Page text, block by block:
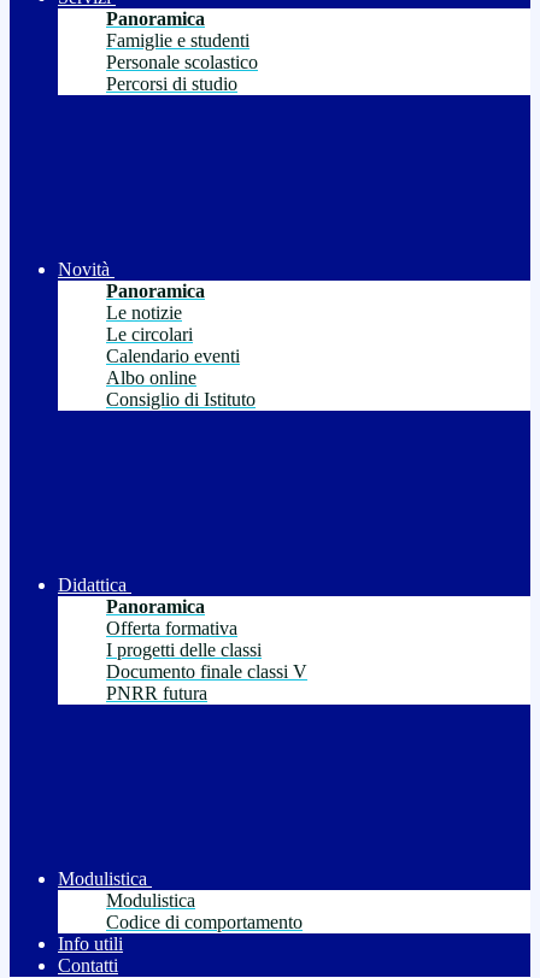
Panoramica
Famiglie e studenti
Personale scolastico
Percorsi di studio
Novità
Panoramica
Le notizie
Le circolari
Calendario eventi
Albo online
Consiglio di Istituto
Didattica
Panoramica
Offerta formativa
I progetti delle classi
Documento finale classi V
PNRR futura
Modulistica
Modulistica
Codice di comportamento
Info utili
Contatti